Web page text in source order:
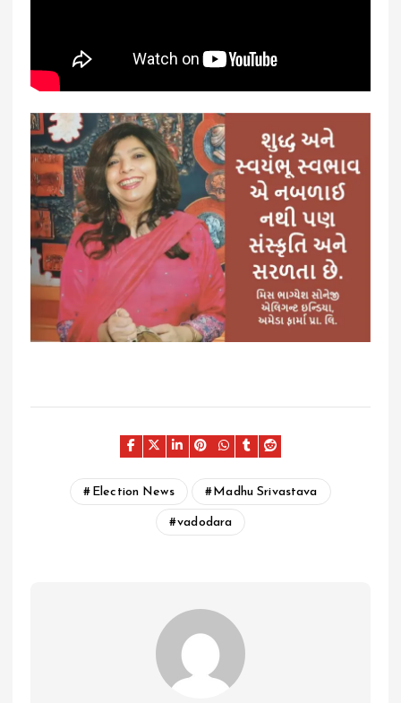
Election News Madhu Srivastava
vadodara